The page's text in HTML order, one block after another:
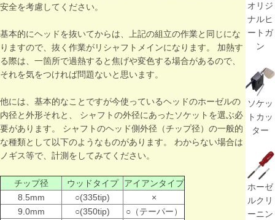
安全を考慮してください。
基本的にヘッドを抜いてからは、上記の組立の作業と同じにな
りますので、抜く作業がリシャフトメインになります。 加熱す
る際は、一箇所で過熱すると焦げや変色する場合があるので、
それを気をつければ問題ないと思います。
他には、基本的なことですが今使っているヘッドのホーゼルの
内径と外形それと、 シャフトの外径にあったソケットを選ぶ必
要があります。 シャフトのヘッド側外径（チップ径）の一般的
な種類として以下のようなものがあります。 わからない場合は
ノギス等で、計測をしてみてください。
チップ径 ウッドタイプ
アイアンタイプ
8.5mm
○(335tip)
×
9.0mm
○(350tip)
○（テーパー）
オリジ
ナルヒ
ートガ
ン
ソケッ
トカッ
ター
ホーゼ
ルクリ
ーニン